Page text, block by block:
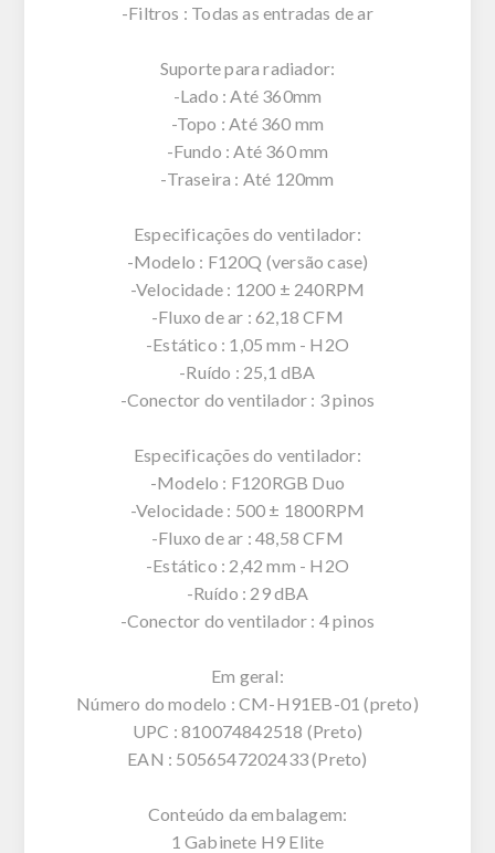
-Filtros : Todas as entradas de ar
Suporte para radiador:
-Lado : Até 360mm
-Topo : Até 360 mm
-Fundo : Até 360 mm
-Traseira : Até 120mm
Especificações do ventilador:
-Modelo : F120Q (versão case)
-Velocidade : 1200 ± 240RPM
-Fluxo de ar : 62,18 CFM
-Estático : 1,05 mm - H2O
-Ruído : 25,1 dBA
-Conector do ventilador : 3 pinos
Especificações do ventilador:
-Modelo : F120RGB Duo
-Velocidade : 500 ± 1800RPM
-Fluxo de ar : 48,58 CFM
-Estático : 2,42 mm - H2O
-Ruído : 29 dBA
-Conector do ventilador : 4 pinos
Em geral:
Número do modelo : CM-H91EB-01 (preto)
UPC : 810074842518 (Preto)
EAN : 5056547202433 (Preto)
Conteúdo da embalagem:
1 Gabinete H9 Elite